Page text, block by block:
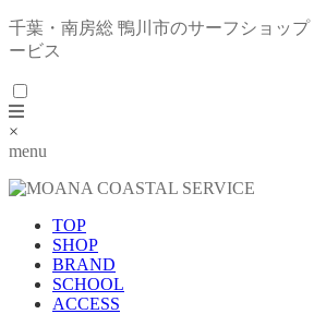
千葉・南房総 鴨川市のサーフショッ
ービス
×
menu
TOP
SHOP
BRAND
SCHOOL
ACCESS